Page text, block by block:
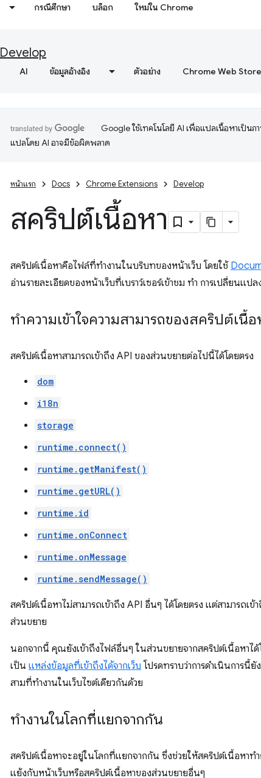
กรณีศึกษา บล็อก ใหม่ใน Chrome
Develop
AI ข้อมูลอ้างอิง ตัวอย่าง Chrome Web Store
Google ใช้เทคโนโลยี AI เพื่อแปลเนื้อหาเป็น
แปลโดย AI อาจมีข้อผิดพลาด
หน้าแรก Docs Chrome Extensions Develop
สคริปต์เนื้อหา
สคริปต์เนื้อหาคือไฟล์ที่ทำงานในบริบทของหน้าเว็บ โดยใช้
อ่านรายละเอียดของหน้าเว็บที่เบราว์เซอร์เข้าชม ทำ การเปลี่ยนแ
ทำความเข้าใจความสามารถของสคริปต์เนื้อ
สคริปต์เนื้อหาสามารถเข้าถึง API ของส่วนขยายต่อไปนี้ได้โดยตรง
dom
i18n
storage
runtime.connect()
runtime.getManifest()
runtime.getURL()
runtime.id
runtime.onConnect
runtime.onMessage
runtime.sendMessage()
สคริปต์เนื้อหาไม่สามารถเข้าถึง API อื่นๆ ได้โดยตรง แต่สามารถเข้
ส่วนขยาย
นอกจากนี้ คุณยังเข้าถึงไฟล์อื่นๆ ในส่วนขยายจากสคริปต์เนื้อหาได้
เป็น แหล่งข้อมูลที่เข้าถึงได้จากเว็บ โปรดทราบว่าการดำเนินการ
สามที่ทำงานในเว็บไซต์เดียวกันด้วย
ทำงานในโลกที่แยกจากกัน
สคริปต์เนื้อหาจะอยู่ในโลกที่แยกจากกัน ซึ่งช่วยให้สคริปต์เนื้อหา
แย้งกับหน้าเว็บหรือสคริปต์เนื้อหาของส่วนขยายอื่นๆ